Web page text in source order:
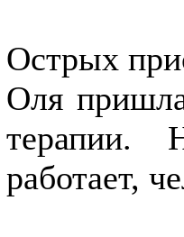
Острых
Оля
терапии.
работает,